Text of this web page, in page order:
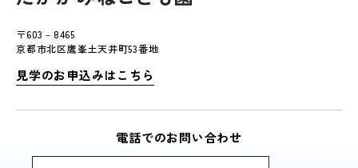
〒603－8465
京都市北区鷹峯土天井町53番地
見学のお申込みはこちら
電話でのお問い合わせ